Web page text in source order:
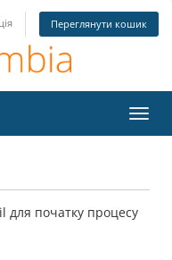
Переглянути кошик
для початку процесу